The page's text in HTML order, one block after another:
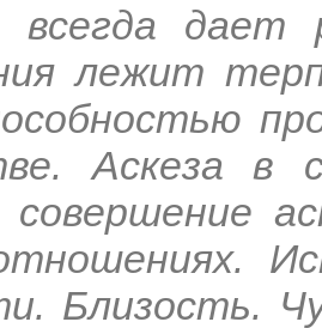
всегда
лежит
Аскеза в
совершение
Близость.